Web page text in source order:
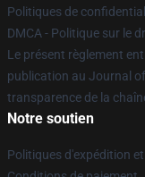
Politiques de
DMCA - Politique sur le
Le présent règlement
publication au Journal
transparence de la
Notre soutien
Politiques d'expédition